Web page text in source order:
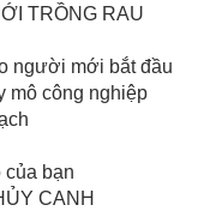
TRỒNG RAU
người mới bắt đầu
mô công nghiệp
của bạn
CANH